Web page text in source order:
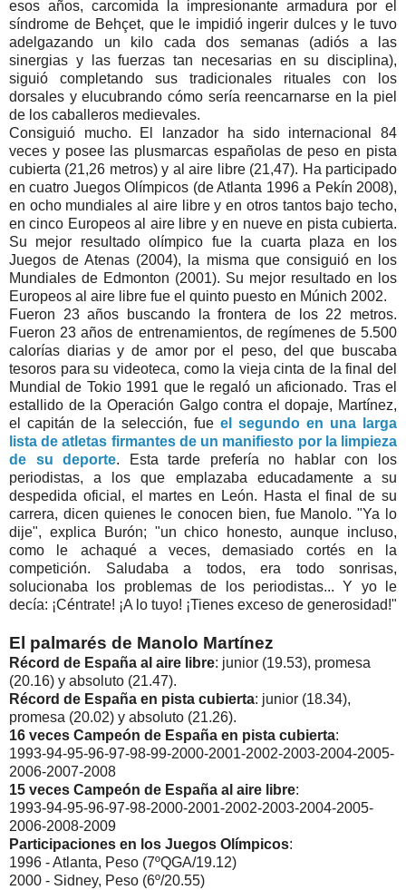
esos años, carcomida la impresionante armadura por el
síndrome de Behçet, que le impidió ingerir dulces y le tuvo
adelgazando un kilo cada dos semanas (adiós a las
sinergias y las fuerzas tan necesarias en su disciplina),
siguió completando sus tradicionales rituales con los
dorsales y elucubrando cómo sería reencarnarse en la piel
de los caballeros medievales.
Consiguió mucho. El lanzador ha sido internacional 84
veces y posee las plusmarcas españolas de peso en pista
cubierta (21,26 metros) y al aire libre (21,47). Ha participado
en cuatro Juegos Olímpicos (de Atlanta 1996 a Pekín 2008),
en ocho mundiales al aire libre y en otros tantos bajo techo,
en cinco Europeos al aire libre y en nueve en pista cubierta.
Su mejor resultado olímpico fue la cuarta plaza en los
Juegos de Atenas (2004), la misma que consiguió en los
Mundiales de Edmonton (2001). Su mejor resultado en los
Europeos al aire libre fue el quinto puesto en Múnich 2002.
Fueron 23 años buscando la frontera de los 22 metros.
Fueron 23 años de entrenamientos, de regímenes de 5.500
calorías diarias y de amor por el peso, del que buscaba
tesoros para su videoteca, como la vieja cinta de la final del
Mundial de Tokio 1991 que le regaló un aficionado. Tras el
estallido de la Operación Galgo contra el dopaje, Martínez,
el capitán de la selección, fue el segundo en una larga
lista de atletas firmantes de un manifiesto por la limpieza
de su deporte. Esta tarde prefería no hablar con los
periodistas, a los que emplazaba educadamente a su
despedida oficial, el martes en León. Hasta el final de su
carrera, dicen quienes le conocen bien, fue Manolo. "Ya lo
dije", explica Burón; "un chico honesto, aunque incluso,
como le achaqué a veces, demasiado cortés en la
competición. Saludaba a todos, era todo sonrisas,
solucionaba los problemas de los periodistas... Y yo le
decía: ¡Céntrate! ¡A lo tuyo! ¡Tienes exceso de generosidad!"
El palmarés de Manolo Martínez
Récord de España al aire libre: junior (19.53), promesa
(20.16) y absoluto (21.47).
Récord de España en pista cubierta: junior (18.34),
promesa (20.02) y absoluto (21.26).
16 veces Campeón de España en pista cubierta:
1993-94-95-96-97-98-99-2000-2001-2002-2003-2004-2005-
2006-2007-2008
15 veces Campeón de España al aire libre:
1993-94-95-96-97-98-2000-2001-2002-2003-2004-2005-
2006-2008-2009
Participaciones en los Juegos Olímpicos:
1996 - Atlanta, Peso (7ºQGA/19.12)
2000 - Sidney, Peso (6º/20.55)